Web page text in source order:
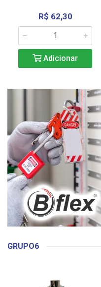
R$ 62,30
Adicionar
GRUPO6